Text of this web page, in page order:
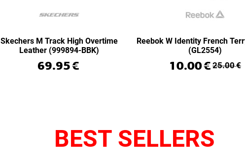
Skechers M Track High Overtime
Leather (999894-BBK)
69.95€
Reebok W Identity French
(GL2554)
10.00€ 25.00€
BEST SELLERS